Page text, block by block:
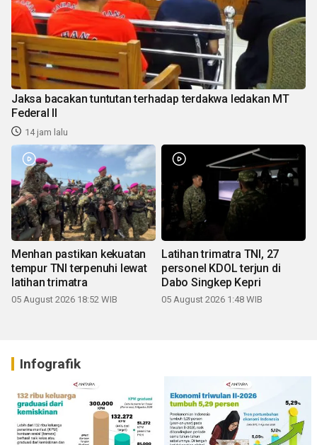
Jaksa bacakan tuntutan terhadap terdakwa ledakan MT
Federal II
14 jam lalu
Menhan pastikan kekuatan
tempur TNI terpenuhi lewat
latihan trimatra
05 August 2026 18:52 WIB
Latihan trimatra TNI, 27
personel KDOL terjun di
Dabo Singkep Kepri
05 August 2026 1:48 WIB
Infografik